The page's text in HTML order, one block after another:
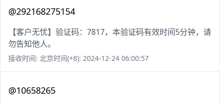
@292168275154
【客户无忧】验证码：7817，本验证码有效时间5分钟，请
勿告知他人。
接收时间: 北京时间(+8): 2024-12-24 06:00:57
@10658265